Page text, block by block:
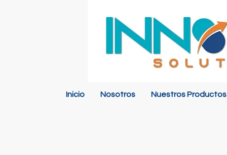
Inicio Nosotros Nuestros Productos